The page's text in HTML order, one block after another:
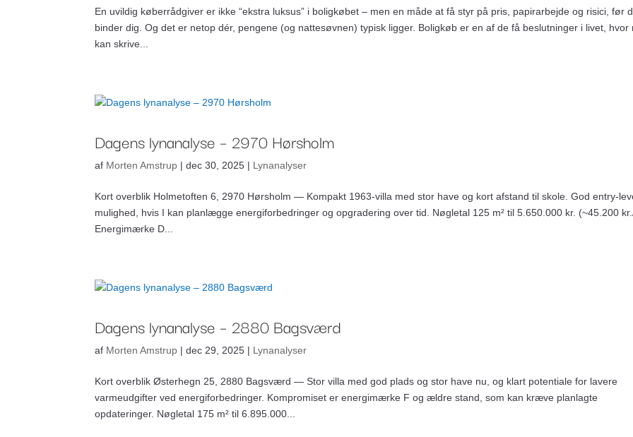
En uvildig køberrådgiver er ikke “ekstra luksus” i boligkøbet – men en måde at få styr på pris, papirarbejde og risici, før
binder dig. Og det er netop dér, pengene (og nattesøvnen) typisk ligger. Boligkøb er en af de få beslutninger i livet, hvor
kan skrive...
Dagens lynanalyse – 2970 Hørsholm
af Morten Amstrup |dec 30, 2025 | Lynanalyser
Kort overblik Holmetoften 6, 2970 Hørsholm — Kompakt 1963-villa med stor have og kort afstand til skole. God entry-
mulighed, hvis I kan planlægge energiforbedringer og opgradering over tid. Nøgletal 125 m² til 5.650.000 kr. (~45.200
Energimærke D...
Dagens lynanalyse – 2880 Bagsværd
af Morten Amstrup |dec 29, 2025 | Lynanalyser
Kort overblik Østerhegn 25, 2880 Bagsværd — Stor villa med god plads og stor have nu, og klart potentiale for lavere
varmeudgifter ved energiforbedringer. Kompromiset er energimærke F og ældre stand, som kan kræve planlagte
opdateringer. Nøgletal 175 m² til 6.895.000...